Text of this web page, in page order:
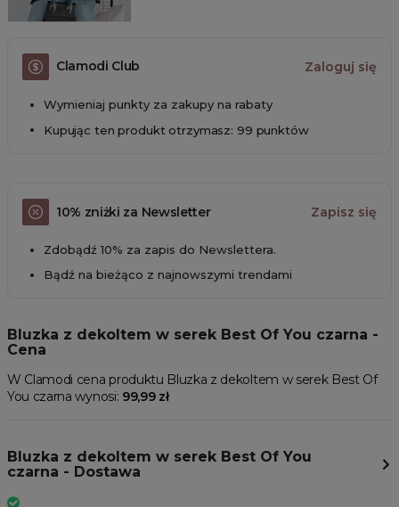
Clamodi Club Zaloguj się
Wymieniaj punkty za zakupy na rabaty
Kupując ten produkt otrzymasz: 99 punktów
10% zniżki za Newsletter Zapisz się
Zdobądź 10% za zapis do Newslettera.
Bądź na bieżąco z najnowszymi trendami
Bluzka z dekoltem w serek Best Of You czarna -
Cena
W Clamodi cena produktu Bluzka z dekoltem w serek Best Of
You czarna wynosi: 99,99 zł
Bluzka z dekoltem w serek Best Of You
czarna - Dostawa